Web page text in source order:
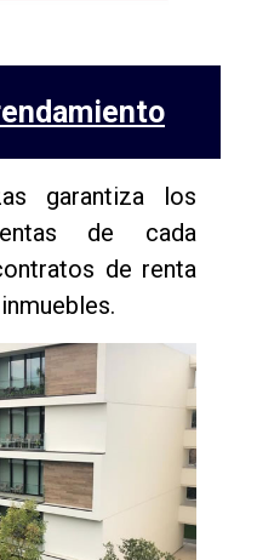
garantiza los
de cada
de renta